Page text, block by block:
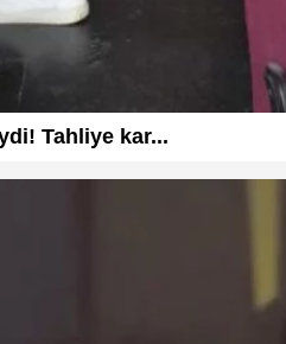
Tahliye kar...